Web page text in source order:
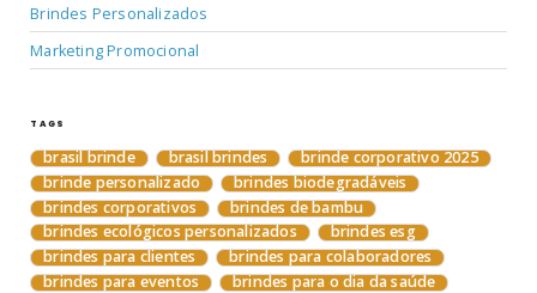
Brindes Personalizados
Marketing Promocional
TAGS
brasil brinde brasil brindes
brinde corporativo 2025
brinde personalizado
brindes biodegradáveis
brindes corporativos
brindes de bambu
brindes ecológicos personalizados
brindes esg
brindes para clientes
brindes para colaboradores
brindes para eventos
brindes para o dia da saúde